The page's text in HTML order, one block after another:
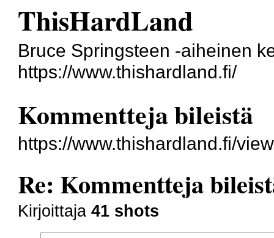
ThisHardLand
Bruce Springsteen -aiheinen
https://www.thishardland.fi/
Kommentteja bileistä
https://www.thishardland.fi/
Re: Kommentteja
Kirjoittaja41 shots